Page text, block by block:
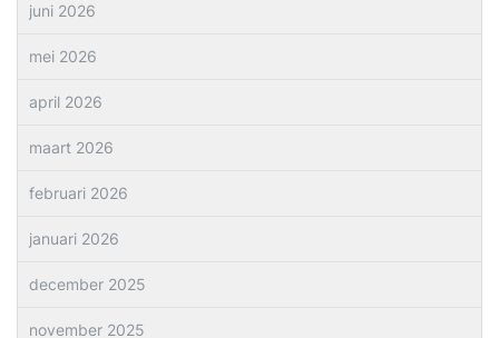
juni 2026
mei 2026
april 2026
maart 2026
februari 2026
januari 2026
december 2025
november 2025